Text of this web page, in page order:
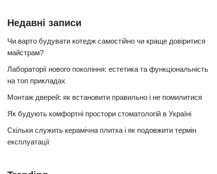
Недавні записи
Чи варто будувати котедж самостійно чи краще довіритися
майстрам?
Лабораторії нового покоління: естетика та функціональність
на топ прикладах
Монтаж дверей: як встановити правильно і не помилитися
Як будують комфортні простори стоматологій в Україні
Скільки служить керамічна плитка і як подовжити термін
експлуатації